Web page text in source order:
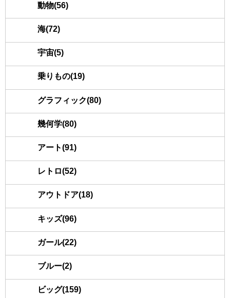
動物(56)
海(72)
宇宙(5)
乗りもの(19)
グラフィック(80)
幾何学(80)
アート(91)
レトロ(52)
アウトドア(18)
キッズ(96)
ガール(22)
ブルー(2)
ビッグ(159)